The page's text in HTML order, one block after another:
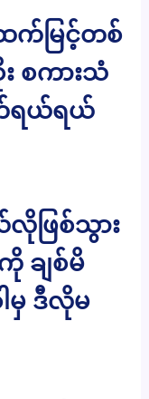
က်မြင့်တစ်
စကားသံ
ရယ်ရယ်
ဖြစ်သွား
ချစ်မိ
မှ ဒီလိုမ